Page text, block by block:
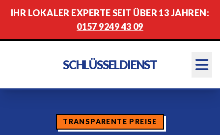
IHR LOKALER EXPERTE SEIT ÜBER 13 JAHREN:
0157 9249 43 09
SCHLÜSSELDIENST
TRANSPARENTE PREISE